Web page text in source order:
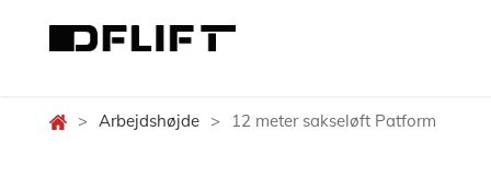
> Arbejdshøjde > 12 meter sakseløft Patform